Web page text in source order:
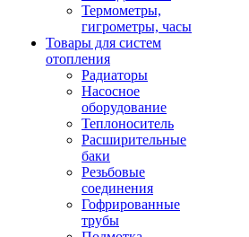
Термометры,
гигрометры, часы
Товары для систем
отопления
Радиаторы
Насосное
оборудование
Теплоноситель
Расширительные
баки
Резьбовые
соединения
Гофрированные
трубы